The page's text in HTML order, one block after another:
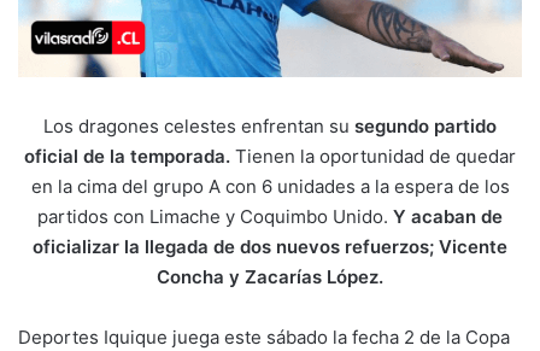
Los dragones celestes enfrentan su segundo partido
oficial de la temporada. Tienen la oportunidad de quedar
en la cima del grupo A con 6 unidades a la espera de los
partidos con Limache y Coquimbo Unido. Y acaban de
oficializar la llegada de dos nuevos refuerzos; Vicente
Concha y Zacarías López.
Deportes Iquique juega este sábado la fecha 2 de la Copa